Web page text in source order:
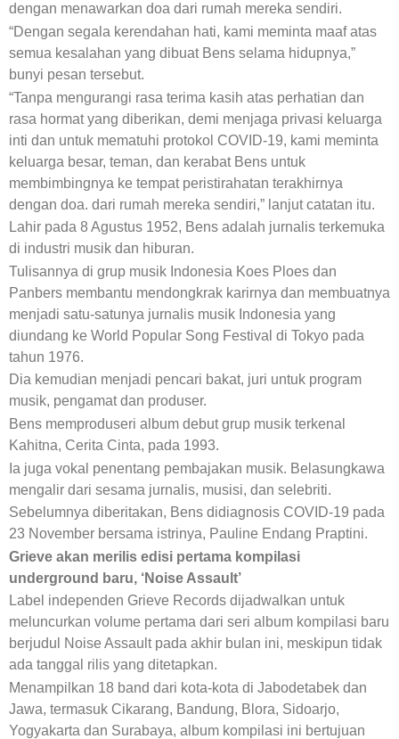
dengan menawarkan doa dari rumah mereka sendiri.
“Dengan segala kerendahan hati, kami meminta maaf atas
semua kesalahan yang dibuat Bens selama hidupnya,”
bunyi pesan tersebut.
“Tanpa mengurangi rasa terima kasih atas perhatian dan
rasa hormat yang diberikan, demi menjaga privasi keluarga
inti dan untuk mematuhi protokol COVID-19, kami meminta
keluarga besar, teman, dan kerabat Bens untuk
membimbingnya ke tempat peristirahatan terakhirnya
dengan doa. dari rumah mereka sendiri,” lanjut catatan itu.
Lahir pada 8 Agustus 1952, Bens adalah jurnalis terkemuka
di industri musik dan hiburan.
Tulisannya di grup musik Indonesia Koes Ploes dan
Panbers membantu mendongkrak karirnya dan membuatnya
menjadi satu-satunya jurnalis musik Indonesia yang
diundang ke World Popular Song Festival di Tokyo pada
tahun 1976.
Dia kemudian menjadi pencari bakat, juri untuk program
musik, pengamat dan produser.
Bens memproduseri album debut grup musik terkenal
Kahitna, Cerita Cinta, pada 1993.
Ia juga vokal penentang pembajakan musik. Belasungkawa
mengalir dari sesama jurnalis, musisi, dan selebriti.
Sebelumnya diberitakan, Bens didiagnosis COVID-19 pada
23 November bersama istrinya, Pauline Endang Praptini.
Grieve akan merilis edisi pertama kompilasi
underground baru, ‘Noise Assault’
Label independen Grieve Records dijadwalkan untuk
meluncurkan volume pertama dari seri album kompilasi baru
berjudul Noise Assault pada akhir bulan ini, meskipun tidak
ada tanggal rilis yang ditetapkan.
Menampilkan 18 band dari kota-kota di Jabodetabek dan
Jawa, termasuk Cikarang, Bandung, Blora, Sidoarjo,
Yogyakarta dan Surabaya, album kompilasi ini bertujuan